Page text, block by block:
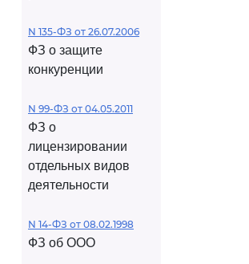
N 135-ФЗ от 26.07.2006
ФЗ о защите
конкуренции
N 99-ФЗ от 04.05.2011
ФЗ о
лицензировании
отдельных видов
деятельности
N 14-ФЗ от 08.02.1998
ФЗ об ООО